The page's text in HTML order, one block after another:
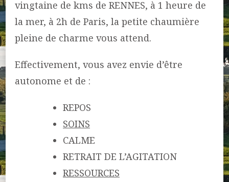
vingtaine de kms de RENNES, à 1 heure de
la mer, à 2h de Paris, la petite chaumière
pleine de charme vous attend.
Effectivement, vous avez envie d’être
autonome et de :
REPOS
SOINS
CALME
RETRAIT DE L’AGITATION
RESSOURCES